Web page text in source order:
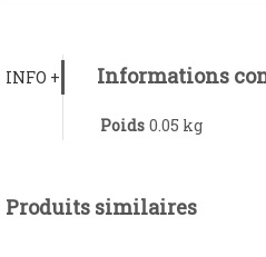
INFO + Informations
Poids 0.05 kg
Produits similaires